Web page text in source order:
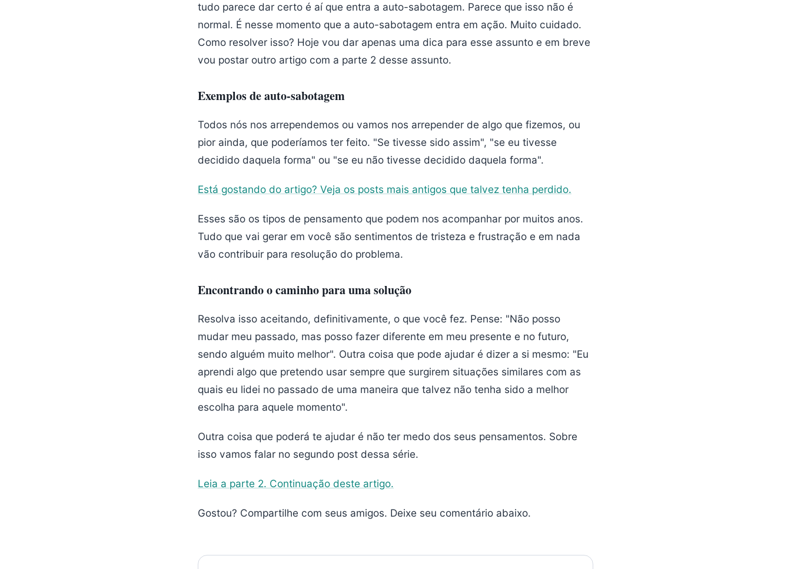
tudo parece dar certo é aí que entra a auto-sabotagem. Parece que isso não é
normal. É nesse momento que a auto-sabotagem entra em ação. Muito cuidado.
Como resolver isso? Hoje vou dar apenas uma dica para esse assunto e em breve
vou postar outro artigo com a parte 2 desse assunto.
Exemplos de auto-sabotagem
Todos nós nos arrependemos ou vamos nos arrepender de algo que fizemos, ou
pior ainda, que poderíamos ter feito. "Se tivesse sido assim", "se eu tivesse
decidido daquela forma" ou "se eu não tivesse decidido daquela forma".
Está gostando do artigo? Veja os posts mais antigos que talvez tenha perdido.
Esses são os tipos de pensamento que podem nos acompanhar por muitos anos.
Tudo que vai gerar em você são sentimentos de tristeza e frustração e em nada
vão contribuir para resolução do problema.
Encontrando o caminho para uma solução
Resolva isso aceitando, definitivamente, o que você fez. Pense: "Não posso
mudar meu passado, mas posso fazer diferente em meu presente e no futuro,
sendo alguém muito melhor". Outra coisa que pode ajudar é dizer a si mesmo: "Eu
aprendi algo que pretendo usar sempre que surgirem situações similares com as
quais eu lidei no passado de uma maneira que talvez não tenha sido a melhor
escolha para aquele momento".
Outra coisa que poderá te ajudar é não ter medo dos seus pensamentos. Sobre
isso vamos falar no segundo post dessa série.
Leia a parte 2. Continuação deste artigo.
Gostou? Compartilhe com seus amigos. Deixe seu comentário abaixo.